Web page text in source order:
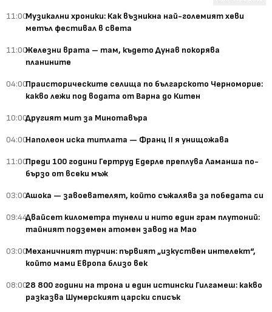
11:00Музикални хроники: Как възникна най-големият хеви
метъл фестивал в света
11:00Железни врата – там, където Дунав покорява
планините
04:00Праисторическите селища по българското Черноморие:
какво лежи под водата от Варна до Китен
10:00Другият мит за Минотавъра
04:00Наполеон иска титлата — Франц II я унищожава
11:00Преди 100 години Гертруд Едерле преплува Ламанша по-
бързо от всеки мъж
03:00Ашока — завоевателят, който съжалява за победата си
09:44Двайсет километра тунели и нито един грам плутоний:
тайният подземен атомен завод на Мао
03:00Механичният турчин: първият „изкуствен интелект“,
който мами Европа близо век
08:0028 800 години на трона и един истински Гилгамеш: какво
разказва Шумерският царски списък